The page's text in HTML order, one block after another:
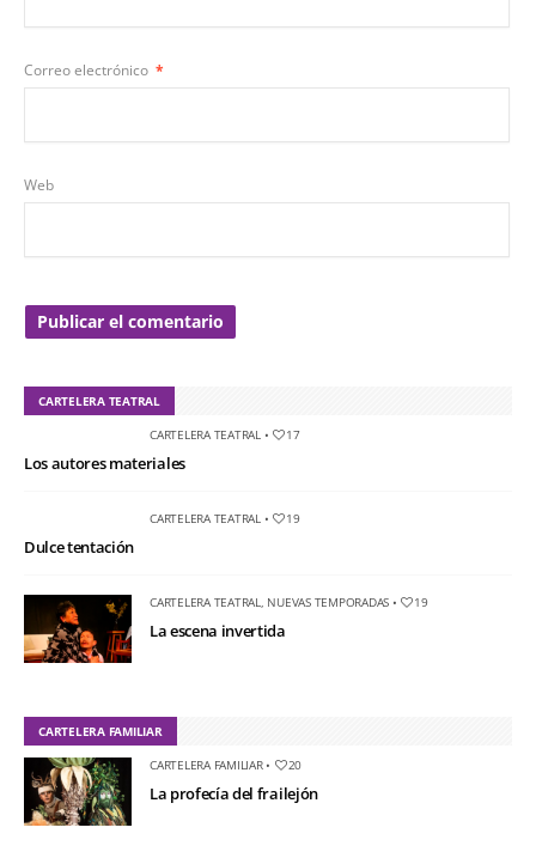
Correo electrónico *
Web
CARTELERA TEATRAL
CARTELERA TEATRAL• 17
Los autores materiales
CARTELERA TEATRAL• 19
Dulce tentación
CARTELERA TEATRAL, NUEVAS TEMPORADAS • 19
La escena invertida
CARTELERA FAMILIAR
CARTELERA FAMILIAR• 20
La profecía del frailejón